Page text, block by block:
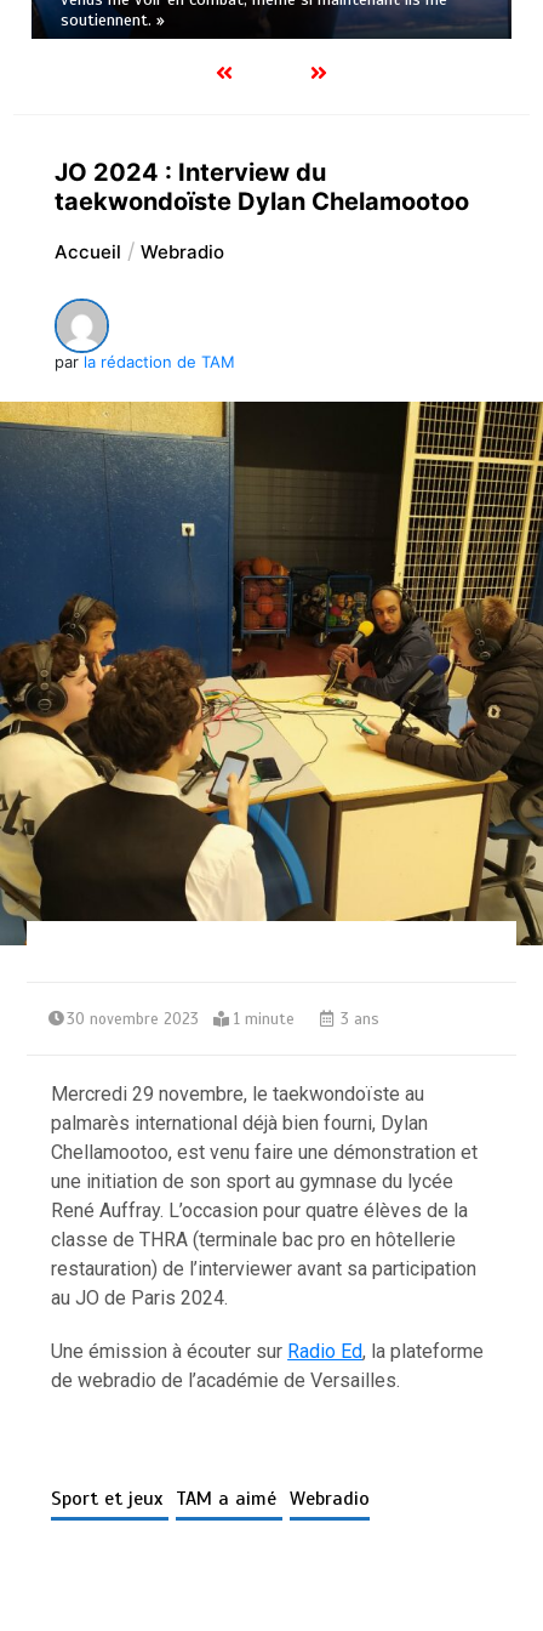
soutiennent. »
JO 2024 : Interview du
taekwondoïste Dylan Chelamootoo
Accueil Webradio
par la rédaction de TAM
30 novembre 2023 1 minute 3 ans
Mercredi 29 novembre, le taekwondoïste au
palmarès international déjà bien fourni, Dylan
Chellamootoo, est venu faire une démonstration et
une initiation de son sport au gymnase du lycée
René Auffray. L’occasion pour quatre élèves de la
classe de THRA (terminale bac pro en hôtellerie
restauration) de l’interviewer avant sa participation
au JO de Paris 2024.
Une émission à écouter sur Radio Ed, la plateforme
de webradio de l’académie de Versailles.
Sport et jeux TAM a aimé Webradio